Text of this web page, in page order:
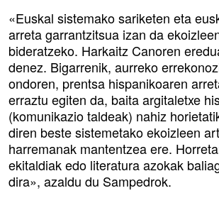
«Euskal sistemako sariketen eta
arreta garrantzitsua izan da
bideratzeko. Harkaitz Canoren
denez. Bigarrenik, aurreko
ondoren, prentsa hispanikoaren
erraztu egiten da, baita argitaletxe
(komunikazio taldeak) nahiz
diren beste sistemetako ekoizleen
harremanak mantentzea ere.
ekitaldiak edo literatura azokak
dira», azaldu du Sampedrok.